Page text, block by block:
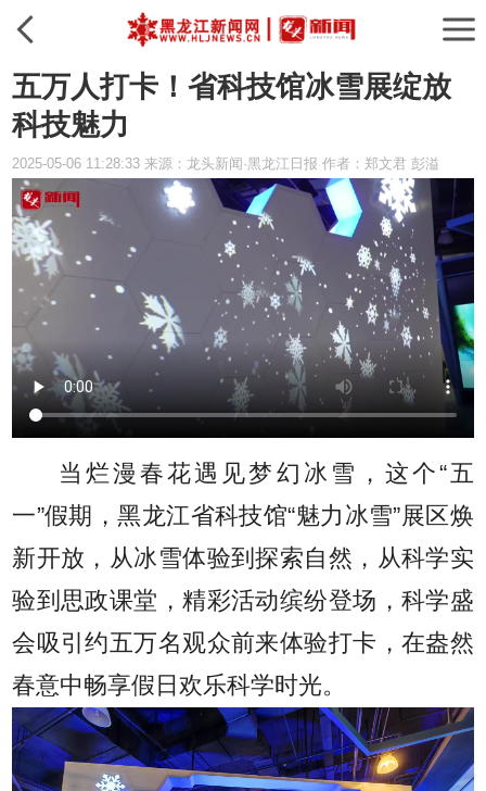
五万人打卡！省科技馆冰雪展绽放
科技魅力
2025-05-06 11:28:33 来源：龙头新闻·黑龙江日报 作者：郑文君 彭溢
当烂漫春花遇见梦幻冰雪，这个“五
一”假期，黑龙江省科技馆“魅力冰雪”展区焕
新开放，从冰雪体验到探索自然，从科学实
验到思政课堂，精彩活动缤纷登场，科学盛
会吸引约五万名观众前来体验打卡，在盎然
春意中畅享假日欢乐科学时光。